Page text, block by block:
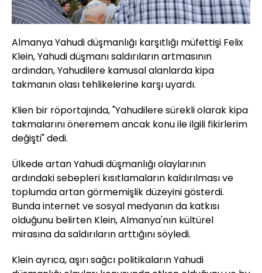
Almanya Yahudi düşmanlığı karşıtlığı müfettişi Felix
Klein, Yahudi düşmanı saldırıların artmasının
ardından, Yahudilere kamusal alanlarda kipa
takmanın olası tehlikelerine karşı uyardı.
Klien bir röportajında, "Yahudilere sürekli olarak kipa
takmalarını öneremem ancak konu ile ilgili fikirlerim
değişti" dedi.
Ülkede artan Yahudi düşmanlığı olaylarının
ardındaki sebepleri kısıtlamaların kaldırılması ve
toplumda artan görmemişlik düzeyini gösterdi.
Bunda internet ve sosyal medyanın da katkısı
olduğunu belirten Klein, Almanya'nın kültürel
mirasına da saldırıların arttığını söyledi.
Klein ayrıca, aşırı sağcı politikaların Yahudi